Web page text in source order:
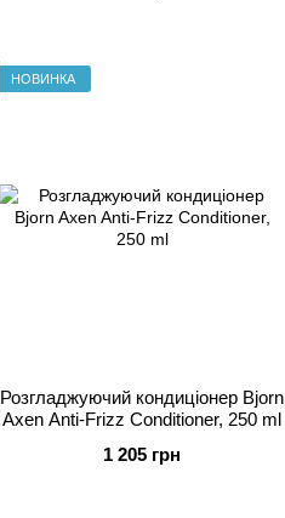
НОВИНКА
Розгладжуючий кондиціонер Bjorn
Axen Anti-Frizz Conditioner, 250 ml
1 205 грн